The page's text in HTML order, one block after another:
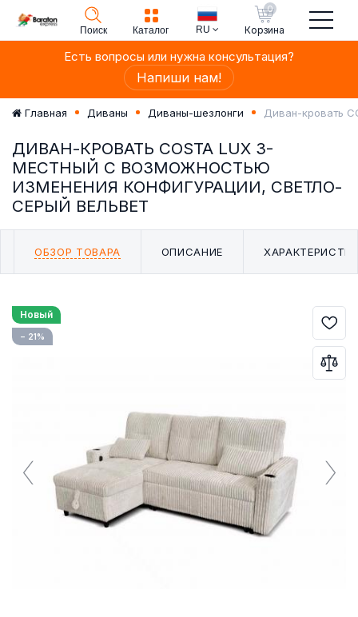
Поиск Каталог RU
0
Корзина
Есть вопросы или нужна консультация?
Напиши нам!
Главная Диваны Диваны-шезлонги Диван-кровать
ДИВАН-КРОВАТЬ COSTA LUX 3-
МЕСТНЫЙ С ВОЗМОЖНОСТЬЮ
ИЗМЕНЕНИЯ КОНФИГУРАЦИИ, СВЕТЛО-
СЕРЫЙ ВЕЛЬВЕТ
ОБЗОР ТОВАРА ОПИСАНИЕ
Новый
− 21%